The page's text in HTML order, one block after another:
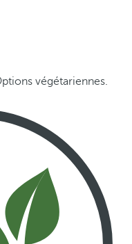
végétariennes.